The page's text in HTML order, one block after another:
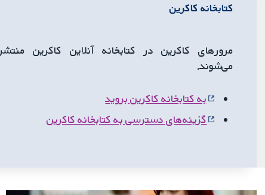
کتابخانه کاکرین
مرورهای کاکرین در کتابخانه آنلاین کاکرین منتشر
می‌شوند.
به کتابخانه کاکرین بروید
گزینه‌های دسترسی به کتابخانه کاکرین